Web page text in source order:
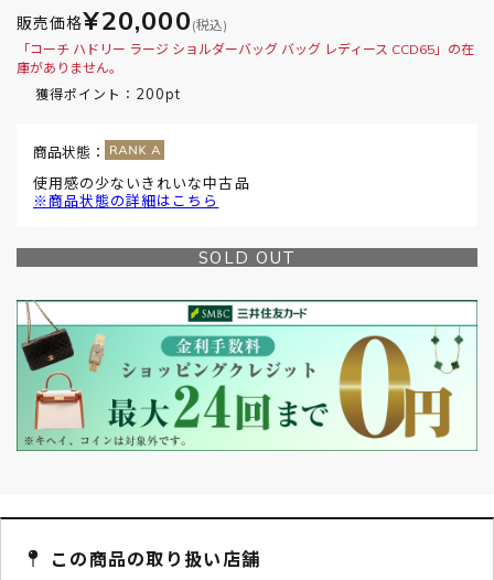
販売価格¥20,000 (税込)
「コーチ ハドリー ラージ ショルダーバッグ バッグ レディース CCD65」の在
庫がありません。
獲得ポイント： 200pt
商品状態：
使用感の少ないきれいな中古品
※商品状態の詳細はこちら
SOLD OUT
この商品の取り扱い店舗